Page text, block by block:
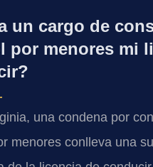
un cargo de
por menores mi
una condena por
menores conlleva una